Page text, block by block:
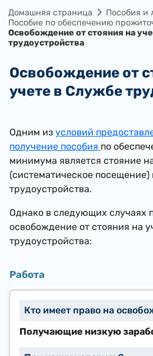
Домашняя страница
Пособия и
Пособие по обеспечению
Освобождение от стояния на
трудоустройства
Освобождение от стояния на
учете в Службе
Одним из условий
получение пособия по
минимума является стояние
(систематическое
трудоустройства.
Однако в следующих случаях
освобождение от стояния на
трудоустройства:​
Работа
Получающие низкую